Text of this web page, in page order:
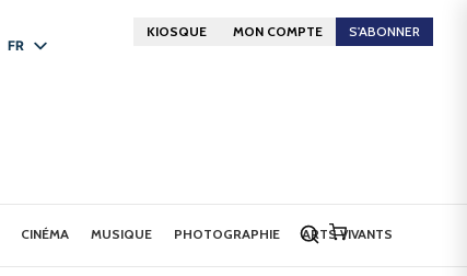
FR
KIOSQUE MON COMPTE S'ABONNER
CINÉMA MUSIQUE PHOTOGRAPHIE ARTS VIVANTS